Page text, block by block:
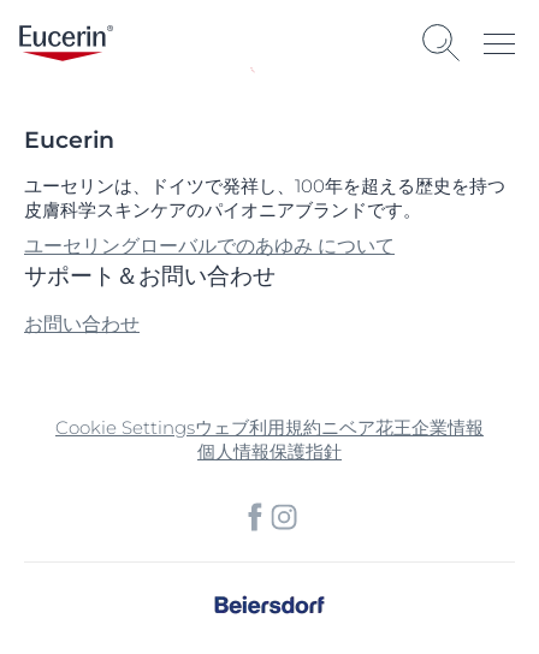
Eucerin
ユーセリンは、ドイツで発祥し、100年を超える歴史を持つ
皮膚科学スキンケアのパイオニアブランドです。
ユーセリングローバルでのあゆみ について
サポート＆お問い合わせ
お問い合わせ
Cookie Settingsウェブ利用規約ニベア花王企業情報
個人情報保護指針